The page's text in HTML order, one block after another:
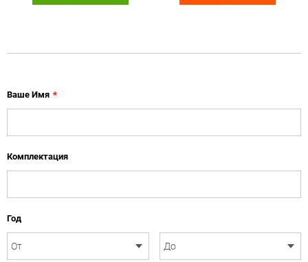
Ваше Имя *
Комплектация
Год